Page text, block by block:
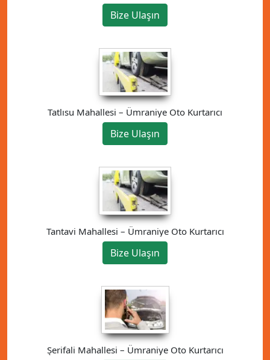
Bize Ulaşın
Tatlısu Mahallesi – Ümraniye Oto Kurtarıcı
Bize Ulaşın
Tantavi Mahallesi – Ümraniye Oto Kurtarıcı
Bize Ulaşın
Şerifali Mahallesi – Ümraniye Oto Kurtarıcı